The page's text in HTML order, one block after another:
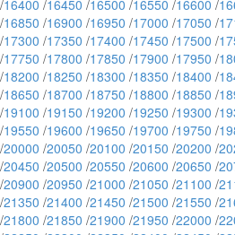
/16400 /16450 /16500 /16550 /16600 /
/16850 /16900 /16950 /17000 /17050 /
/17300 /17350 /17400 /17450 /17500 /
/17750 /17800 /17850 /17900 /17950 /
/18200 /18250 /18300 /18350 /18400 /
/18650 /18700 /18750 /18800 /18850 /
/19100 /19150 /19200 /19250 /19300 /
/19550 /19600 /19650 /19700 /19750 /
/20000 /20050 /20100 /20150 /20200 /
/20450 /20500 /20550 /20600 /20650 /
/20900 /20950 /21000 /21050 /21100 /
/21350 /21400 /21450 /21500 /21550 /
/21800 /21850 /21900 /21950 /22000 /